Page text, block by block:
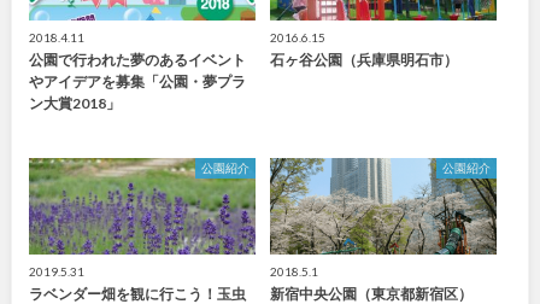
鹿児島 沖縄
2018.4.11
公園で行われた夢のあるイベント
やアイデアを募集「公園・夢プラ
ン大賞2018」
2016.6.15
石ヶ谷公園（兵庫県明石市）
公園紹介
2019.5.31
ラベンダー畑を観に行こう！玉虫
公園紹介
2018.5.1
新宿中央公園（東京都新宿区）